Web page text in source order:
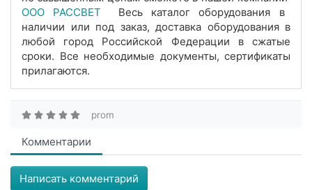
ООО РАССВЕТ
Весь каталог оборудования в
наличии или под заказ, доставка оборудования в
любой город Российской Федерации в сжатые
сроки. Все необходимые документы, сертификаты
прилагаются.
prom
Комментарии
Написать комментарий